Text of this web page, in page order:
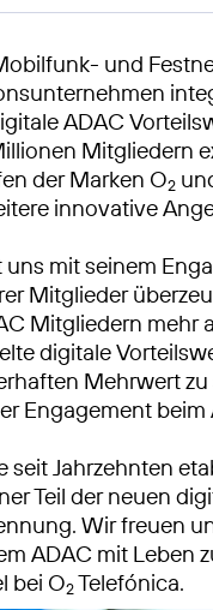
und
ADAC
Mitgliedern
der Marken O2
innovative
uns mit seinem
Mitglieder
Mitgliedern mehr
digitale
Mehrwert
Engagement beim
seit Jahrzehnten
Teil der neuen
Wir freuen
ADAC mit Leben
bei O2Telefónica.